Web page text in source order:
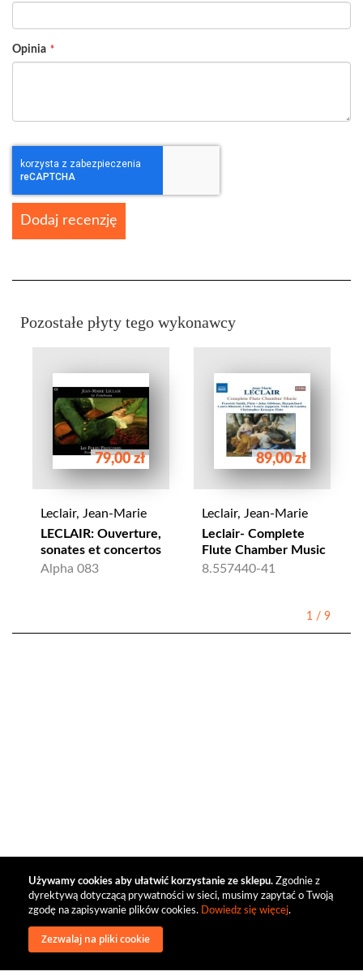
Używamy cookies aby ułatwić korzystanie ze sklepu. Zgodnie z
dyrektywą dotyczącą prywatności w sieci, musimy zapytać o Twoją
zgodę na zapisywanie plików cookies. Dowiedz się więcej.
Zezwalaj na pliki cookie
Opinia
Dodaj recenzję
Pozostałe płyty tego wykonawcy
79,00 zł
Leclair, Jean-Marie
LECLAIR: Ouverture,
sonates et concertos
Alpha 083
89,00 zł
Leclair, Jean-Marie
Leclair- Complete
Flute Chamber Music
8.557440-41
1 / 9